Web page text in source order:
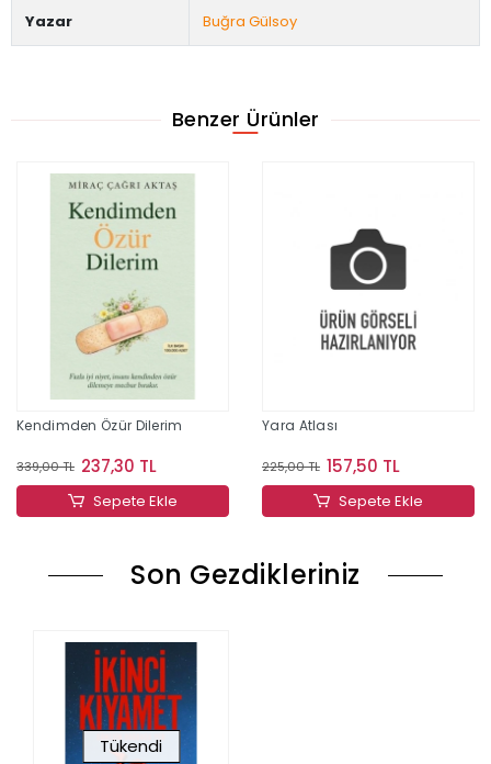
Yazar Buğra Gülsoy
Benzer Ürünler
Kendimden Özür Dilerim
339,00 TL 237,30 TL
Sepete Ekle
Yara Atlası
225,00 TL 157,50 TL
Sepete Ekle
Son Gezdikleriniz
Tükendi